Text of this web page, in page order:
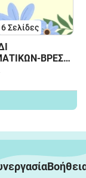
6Σελίδες
ΒΡΕΣ